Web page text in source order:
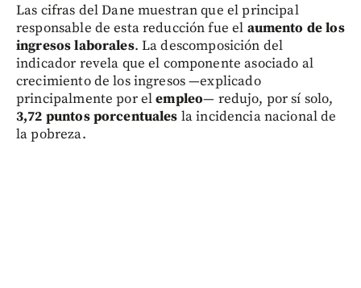
Las cifras del Dane muestran que el principal
responsable de esta reducción fue el aumento de los
ingresos laborales. La descomposición del
indicador revela que el componente asociado al
crecimiento de los ingresos —explicado
principalmente por elempleo— redujo, por sí solo,
3,72 puntos porcentuales la incidencia nacional de
la pobreza.